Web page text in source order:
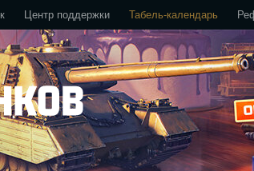
Центр поддержки Табель-календарь